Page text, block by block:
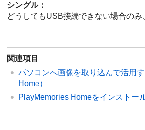
シングル：
どうしてもUSB接続できない場合のみ
関連項目
パソコンへ画像を取り込んで活用
Home）
PlayMemories Homeをインストー